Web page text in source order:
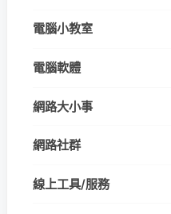
電腦小教室
電腦軟體
網路大小事
網路社群
線上工具/服務